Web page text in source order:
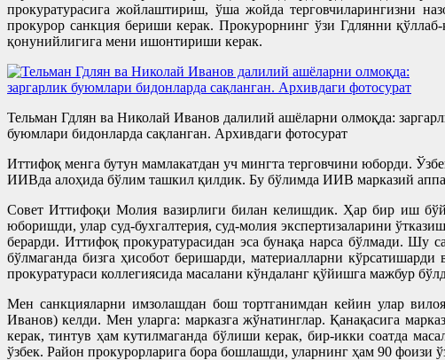
прокуратурасига жойлаштириш, ўша жойда терговчиларингизни
прокурор санкция бериши керак. Прокурорнинг ўзи Гдлянни
қонунийлигига мени ишонтириши керак.
Тельман Гдлян ва Николай Иванов далилий ашёларни олмоқда:
буюмлари бидонларда сақланган. Архивдаги фотосурат
Иттифоқ менга бутун мамлакатдан уч мингта терговчини юборди.
ИИВда алоҳида бўлим ташкил қилдик. Бу бўлимда ИИВ марказий
Совет Иттифоқи Молия вазирлиги билан келишдик. Ҳар бир иш
юборишди, улар суд-бухгалтерия, суд-молия экспертизаларини
берарди. Иттифоқ прокуратурасидан эса бунақа нарса бўлмади. Шу
бўлмаганда бизга ҳисобот беришарди, материалларни
прокуратураси коллегиясида масалани кўндаланг қўйишга мажбур
Мен санкцияларни имзолашдан бош тортганимдан кейин улар
Иванов) келди. Мен уларга: марказга жўнатинглар. Қанақасига
керак, тинтув ҳам кутилмаганда бўлиши керак, бир-икки соатда
ўзбек. Район прокурорларига бора бошлашди, уларнинг ҳам 90 фоизи